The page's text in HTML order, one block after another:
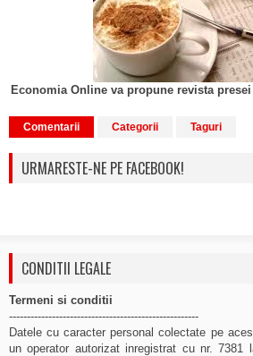
Economia Online va propune revista
Comentarii Categorii Taguri
URMARESTE-NE PE FACEBOOK!
CONDITII LEGALE
Termeni si conditii
-----------------------------------------------------
Datele cu caracter personal colectate pe
un operator autorizat inregistrat cu nr. 7381